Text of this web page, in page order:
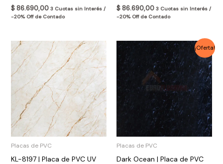
$86.690,00 3 Cuotas sin Interés /
-20% Off de Contado
$86.690,00 3 Cuotas sin Interés /
-20% Off de Contado
Placas de PVC
KL-8197 | Placa de PVC UV
¡Oferta!
Placas de PVC
Dark Ocean | Placa de PVC
precio
original
era:
$ 86.690,00.
El
precio
actual
es:
$